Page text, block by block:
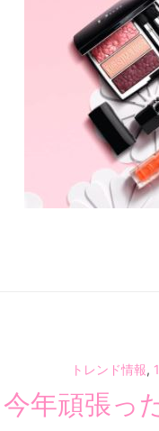
トレンド情報,
今年頑張っ